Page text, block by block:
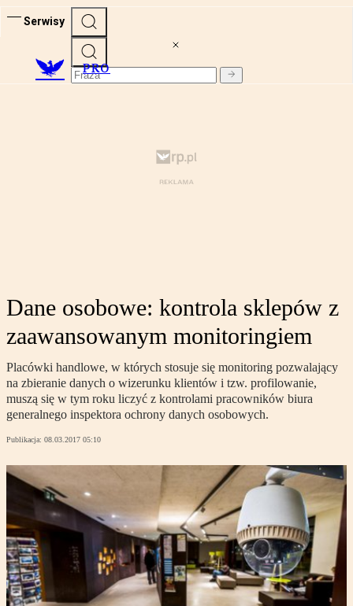
Serwisy
PRO
Dane osobowe: kontrola sklepów z
zaawansowanym monitoringiem
Placówki handlowe, w których stosuje się monitoring pozwalający
na zbieranie danych o wizerunku klientów i tzw. profilowanie,
muszą się w tym roku liczyć z kontrolami pracowników biura
generalnego inspektora ochrony danych osobowych.
Publikacja: 08.03.2017 05:10